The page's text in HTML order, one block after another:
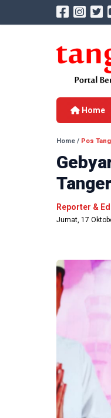
Home
Home / Pos
Reporter &
Jumat, 17